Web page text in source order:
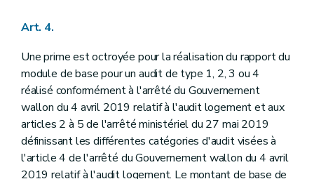
Art. 4.
Une prime est octroyée pour la réalisation du rapport du
module de base pour un audit de type 1, 2, 3 ou 4
réalisé conformément à l'arrêté du Gouvernement
wallon du 4 avril 2019 relatif à l'audit logement et aux
articles 2 à 5 de l'arrêté ministériel du 27 mai 2019
définissant les différentes catégories d'audit visées à
l'article 4 de l'arrêté du Gouvernement wallon du 4 avril
2019 relatif à l'audit logement. Le montant de base de